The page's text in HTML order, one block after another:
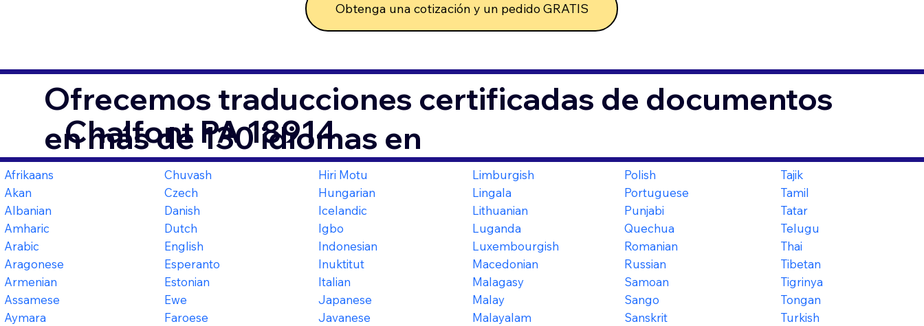
Obtenga una cotización y un pedido GRATIS
Ofrecemos traducciones certificadas de documentos
en más de 130 idiomas en
Chalfont PA 18914
Afrikaans
Akan
Albanian
Amharic
Arabic
Aragonese
Armenian
Assamese
Aymara
Chuvash
Czech
Danish
Dutch
English
Esperanto
Estonian
Ewe
Faroese
Hiri Motu
Hungarian
Icelandic
Igbo
Indonesian
Inuktitut
Italian
Japanese
Javanese
Limburgish
Lingala
Lithuanian
Luganda
Luxembourgish
Macedonian
Malagasy
Malay
Malayalam
Polish
Portuguese
Punjabi
Quechua
Romanian
Russian
Samoan
Sango
Sanskrit
Tajik
Tamil
Tatar
Telugu
Thai
Tibetan
Tigrinya
Tongan
Turkish